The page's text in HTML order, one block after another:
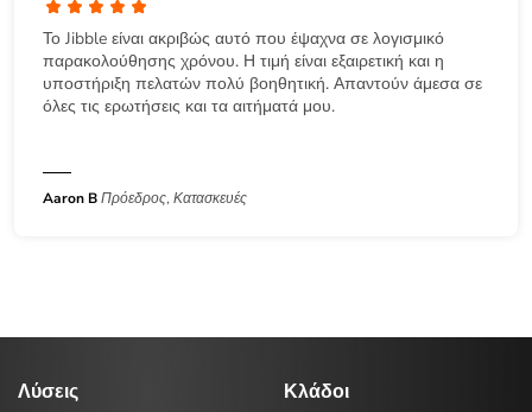
Το Jibble είναι ακριβώς αυτό που έψαχνα σε λογισμικό
παρακολούθησης χρόνου. Η τιμή είναι εξαιρετική και η
υποστήριξη πελατών πολύ βοηθητική. Απαντούν άμεσα σε
όλες τις ερωτήσεις και τα αιτήματά μου.
Aaron BΠρόεδρος, Κατασκευές
Λύσεις
Κλάδοι